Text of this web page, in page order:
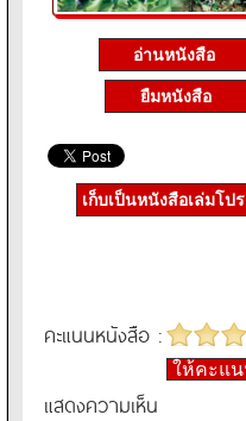
อ่านหนังสือ
ยืมหนังสือ
เก็บเป็นหนังสือเล่มโป
คะแนนหนังสือ :
ให้คะแ
แสดงความเห็น